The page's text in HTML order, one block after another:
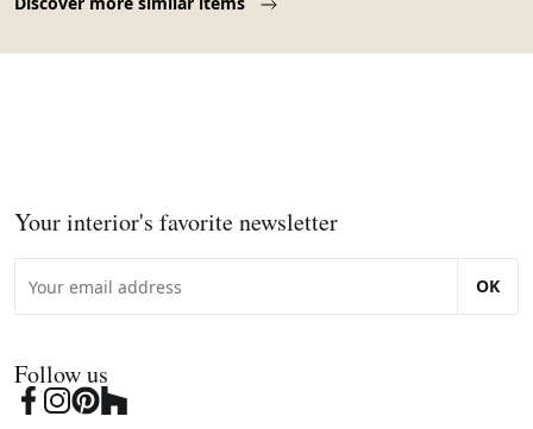
Your interior's favorite newsletter
OK
Follow us